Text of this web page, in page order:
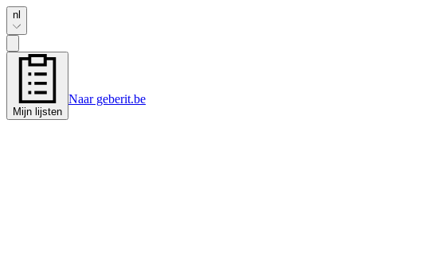
nl
Mijn lijsten
Naar geberit.be